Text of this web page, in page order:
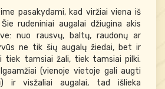
priežiūros
atsarginės
ir jų dalys
pasakydami, kad viržiai viena iš
rudeniniai augalai džiugina akis
nuo rausvų, baltų, raudonų ar
ne tik šių augalų žiedai, bet ir
tiek tamsiai žali, tiek tamsiai pilki.
(vienoje vietoje gali augti
ir visžaliai augalai, tad išlieka